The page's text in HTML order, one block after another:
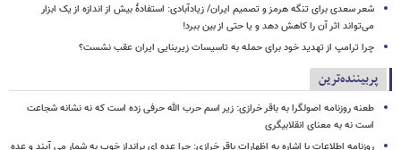
شعر سعدی برای تنگه هرمز و تصمیم ایران/ زیادآبادی: استفادهٔ بیش از اندازه از یک ابزار
می‌تواند اثر آن را کاهش دهد و یا حتی از بین ببرد!
چرا ترامپ از تهدید خود برای حمله به تاسیسات زیربنایی ایران عقب نشست؟
پربیننده‌ترین
طعنه روزنامه اصولگرا به باقر خرازی: زیر اسم حرب الله حرفی زده است که نه نشانه شجاعت
است نه به معنای انقلابیگری
روزنامه اطلاعات با اشاره به اظهارات باقر خرازی: چرا عده ای برانداز خوب به شمار می آیند و عده